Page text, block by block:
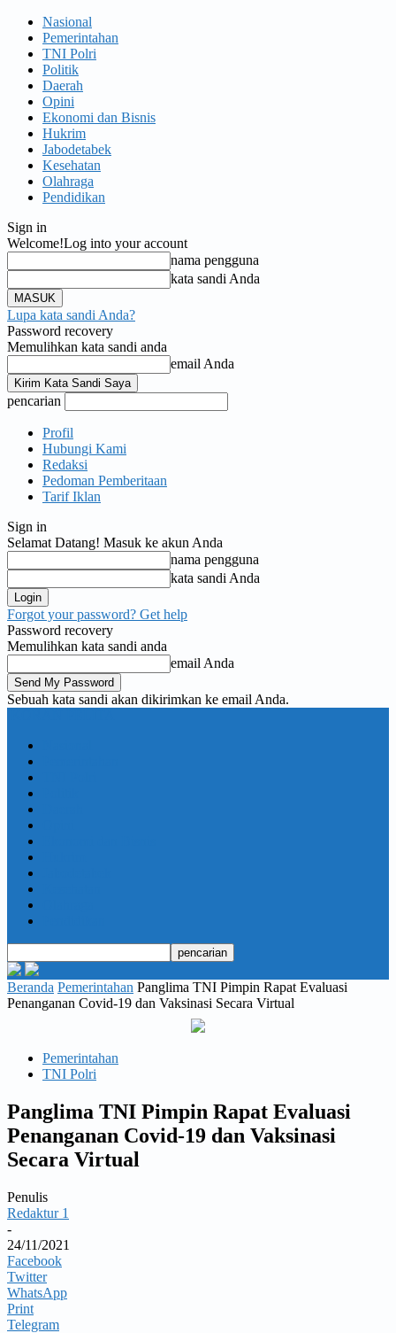
Nasional
Pemerintahan
TNI Polri
Politik
Daerah
Opini
Ekonomi dan Bisnis
Hukrim
Jabodetabek
Kesehatan
Olahraga
Pendidikan
Sign in
Welcome!Log into your account
nama pengguna
kata sandi Anda
Lupa kata sandi Anda?
Password recovery
Memulihkan kata sandi anda
email Anda
pencarian
Profil
Hubungi Kami
Redaksi
Pedoman Pemberitaan
Tarif Iklan
Sign in
Selamat Datang! Masuk ke akun Anda
nama pengguna
kata sandi Anda
Forgot your password? Get help
Password recovery
Memulihkan kata sandi anda
email Anda
Sebuah kata sandi akan dikirimkan ke email Anda.
Beranda Pemerintahan Panglima TNI Pimpin Rapat Evaluasi
Penanganan Covid-19 dan Vaksinasi Secara Virtual
Pemerintahan
TNI Polri
Panglima TNI Pimpin Rapat Evaluasi
Penanganan Covid-19 dan Vaksinasi
Secara Virtual
Penulis
Redaktur 1
-
24/11/2021
Facebook
Twitter
WhatsApp
Print
Telegram